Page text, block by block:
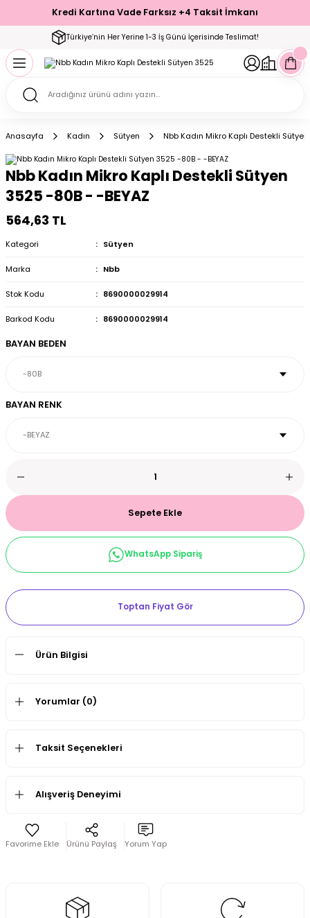
Kredi Kartına Vade Farksız +4 Taksit İmkanı
Türkiye’nin Her Yerine 1-3 İş Günü İçerisinde Teslimat!
Geri Dön
Geri Dön
Geri Dön
Geri Dön
Setler
Geri Dön
Geri Dön
Geri Dön
Çorap
Geri Dön
Geri Dön
Anasayfa Kadın Sütyen Nbb Kadın Mikro Kaplı Destekli
Nbb Kadın Mikro Kaplı Destekli Sütyen
3525 -80B - -BEYAZ
564,63 TL
Kategori Sütyen
Marka Nbb
Stok Kodu 8690000029914
Barkod Kodu 8690000029914
BAYAN BEDEN
BAYAN RENK
Sepete Ekle
WhatsApp Sipariş
Toptan Fiyat Gör
Ürün Bilgisi
Yorumlar (0)
Taksit Seçenekleri
Alışveriş Deneyimi
Ürünü Paylaş Yorum Yap